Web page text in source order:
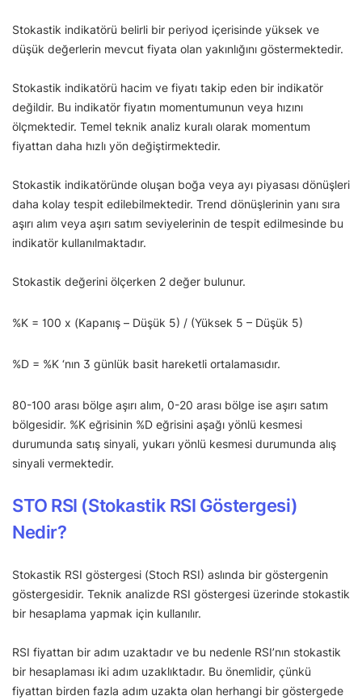
Stokastik indikatörü belirli bir periyod içerisinde yüksek ve
düşük değerlerin mevcut fiyata olan yakınlığını göstermektedir.
Stokastik indikatörü hacim ve fiyatı takip eden bir indikatör
değildir. Bu indikatör fiyatın momentumunun veya hızını
ölçmektedir. Temel teknik analiz kuralı olarak momentum
fiyattan daha hızlı yön değiştirmektedir.
Stokastik indikatöründe oluşan boğa veya ayı piyasası dönüşleri
daha kolay tespit edilebilmektedir. Trend dönüşlerinin yanı sıra
aşırı alım veya aşırı satım seviyelerinin de tespit edilmesinde bu
indikatör kullanılmaktadır.
Stokastik değerini ölçerken 2 değer bulunur.
%K = 100 x (Kapanış – Düşük 5) / (Yüksek 5 – Düşük 5)
%D = %K ‘nın 3 günlük basit hareketli ortalamasıdır.
80-100 arası bölge aşırı alım, 0-20 arası bölge ise aşırı satım
bölgesidir. %K eğrisinin %D eğrisini aşağı yönlü kesmesi
durumunda satış sinyali, yukarı yönlü kesmesi durumunda alış
sinyali vermektedir.
STO RSI (Stokastik RSI Göstergesi)
Nedir?
Stokastik RSI göstergesi (Stoch RSI) aslında bir göstergenin
göstergesidir. Teknik analizde RSI göstergesi üzerinde stokastik
bir hesaplama yapmak için kullanılır.
RSI fiyattan bir adım uzaktadır ve bu nedenle RSI’nın stokastik
bir hesaplaması iki adım uzaklıktadır. Bu önemlidir, çünkü
fiyattan birden fazla adım uzakta olan herhangi bir göstergede